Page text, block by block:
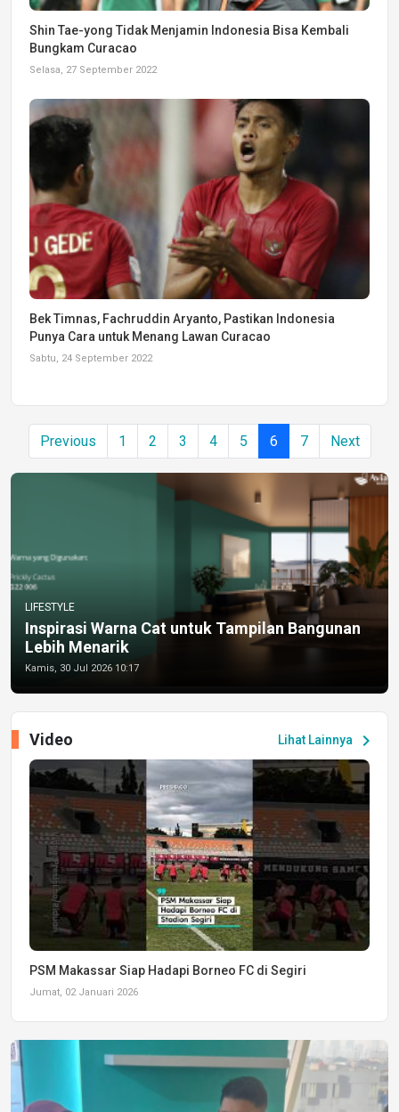
Shin Tae-yong Tidak Menjamin Indonesia Bisa Kembali
Bungkam Curacao
Selasa, 27 September 2022
Bek Timnas, Fachruddin Aryanto, Pastikan Indonesia
Punya Cara untuk Menang Lawan Curacao
Sabtu, 24 September 2022
Previous 1 2 3 4 5 6 7 Next
LIFESTYLE
Inspirasi Warna Cat untuk Tampilan Bangunan
Lebih Menarik
Kamis, 30 Jul 2026 10:17
Lihat Lainnya chevron_right
Video
PSM Makassar Siap Hadapi Borneo FC di Segiri
Jumat, 02 Januari 2026